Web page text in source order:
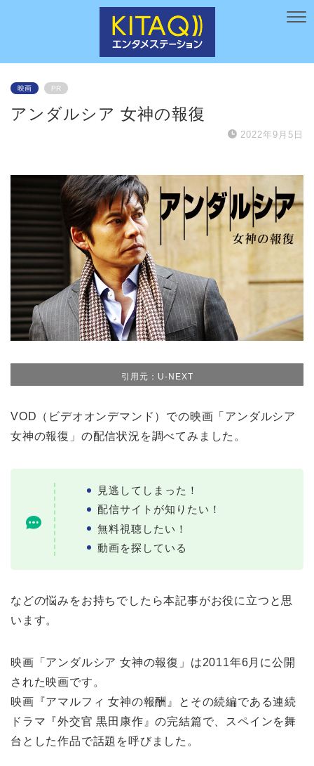
映画 PR
アンダルシア 女神の報復
2022年9月5日
引用元：U-NEXT
VOD（ビデオオンデマンド）での映画「アンダルシア
女神の報復」の配信状況を調べてみました。
見逃してしまった！
配信サイトが知りたい！
無料視聴したい！
動画を探している
などの悩みをお持ちでしたら本記事がお役に立つと思
います。
映画「アンダルシア 女神の報復」は2011年6月に公開
された映画です。
映画『アマルフィ 女神の報酬』とその続編である連続
ドラマ『外交官 黒田康作』の完結篇で、スペインを舞
台とした作品で話題を呼びました。